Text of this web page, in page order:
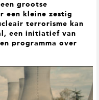
grootse
een kleine zestig
terrorisme kan
een initiatief van
programma over